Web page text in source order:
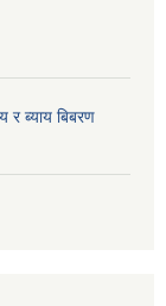
र ब्याय बिबरण